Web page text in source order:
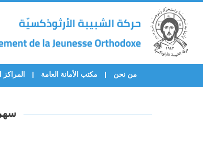
من نحن مكتب الأمانة العامة المراكز